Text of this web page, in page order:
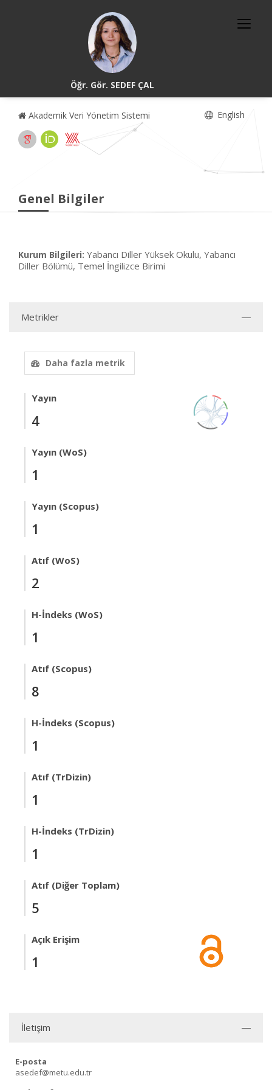
Öğr. Gör. SEDEF ÇAL
Akademik Veri Yönetim Sistemi English
Genel Bilgiler
Kurum Bilgileri: Yabancı Diller Yüksek Okulu, Yabancı
Diller Bölümü, Temel İngilizce Birimi
Metrikler
Daha fazla metrik
Yayın
4
Yayın (WoS)
1
Yayın (Scopus)
1
Atıf (WoS)
2
H-İndeks (WoS)
1
Atıf (Scopus)
8
H-İndeks (Scopus)
1
Atıf (TrDizin)
1
H-İndeks (TrDizin)
1
Atıf (Diğer Toplam)
5
Açık Erişim
1
İletişim
E-posta
asedef@metu.edu.tr